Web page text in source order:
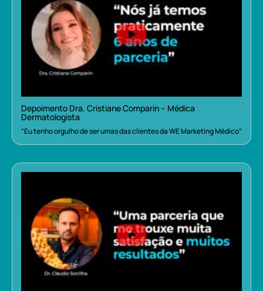
Depoimento Dra. Cristiane Comparin – Médica
Dermatologista
“Eu tenho orgulho de ser umas das clientes da WE Marketing Médico”